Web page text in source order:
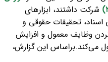
شرکت داشتند، ابزارهای
اسناد، تحقیقات حقوقی و
وظایف معمول و افزایش
می‌کند.براساس این گزارش،